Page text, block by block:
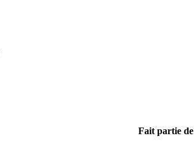
Fait partie de